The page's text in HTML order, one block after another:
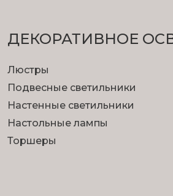
ДЕКОРАТИВНОЕ
Люстры
Подвесные светильники
Настенные светильники
Настольные лампы
Торшеры